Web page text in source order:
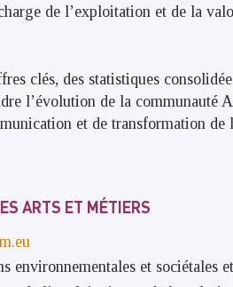
de l’exploitation et de la
clés, des statistiques
l’évolution de la communauté
et de transformation de
ARTS ET MÉTIERS
environnementales et sociétales